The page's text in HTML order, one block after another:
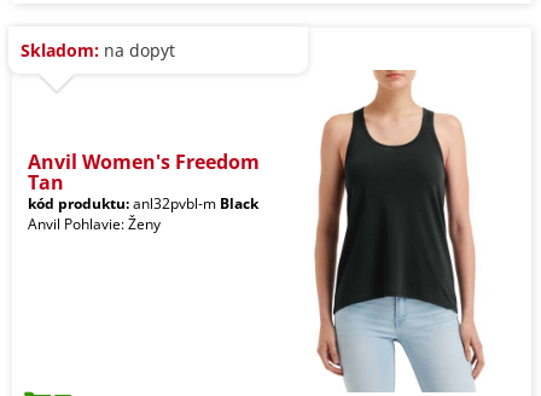
Skladom: na dopyt
Anvil Women's Freedom
Tan
kód produktu:anl32pvbl-m Black
Anvil Pohlavie: Ženy